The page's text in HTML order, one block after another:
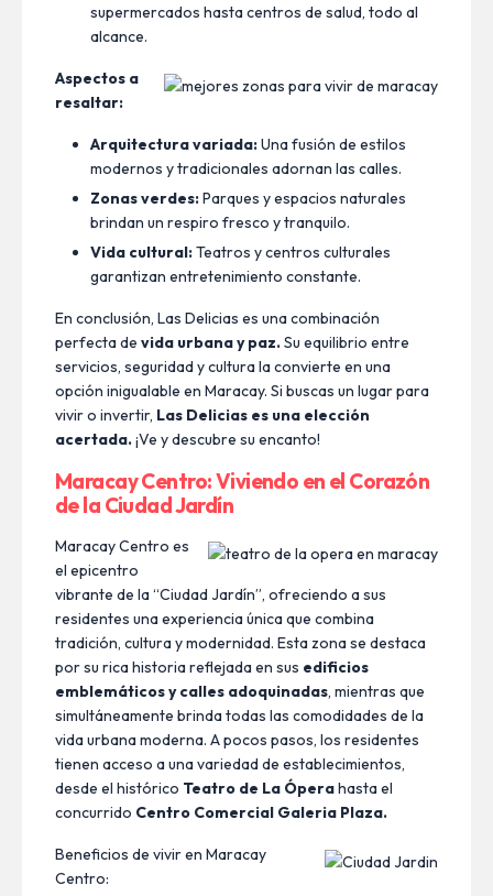
supermercados hasta centros de salud, todo al
alcance.
Aspectos a
resaltar:
Arquitectura variada:Una fusión de estilos
modernos y tradicionales adornan las calles.
Zonas verdes:Parques y espacios naturales
brindan un respiro fresco y tranquilo.
Vida cultural:Teatros y centros culturales
garantizan entretenimiento constante.
En conclusión, Las Delicias es una combinación
perfecta de vida urbana y paz.Su equilibrio entre
servicios, seguridad y cultura la convierte en una
opción inigualable en Maracay. Si buscas un lugar para
vivir o invertir, Las Delicias es una elección
acertada.¡Ve y descubre su encanto!
Maracay Centro: Viviendo en el Corazón
de la Ciudad Jardín
Maracay Centro es
el epicentro
vibrante de la “Ciudad Jardín”, ofreciendo a sus
residentes una experiencia única que combina
tradición, cultura y modernidad. Esta zona se destaca
por su rica historia reflejada en sus edificios
emblemáticos y calles adoquinadas, mientras que
simultáneamente brinda todas las comodidades de la
vida urbana moderna. A pocos pasos, los residentes
tienen acceso a una variedad de establecimientos,
desde el histórico Teatro de La Óperahasta el
concurrido Centro Comercial Galeria Plaza.
Beneficios de vivir en Maracay
Centro: